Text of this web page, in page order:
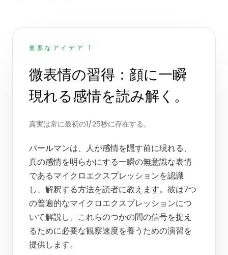
重要なアイデア 1
微表情の習得：顔に一瞬
現れる感情を読み解く。
真実は常に最初の1/25秒に存在する。
パールマンは、人が感情を隠す前に現れる、
真の感情を明らかにする一瞬の無意識な表情
であるマイクロエクスプレッションを認識
し、解釈する方法を読者に教えます。彼は7つ
の普遍的なマイクロエクスプレッションにつ
いて解説し、これらのつかの間の信号を捉え
るために必要な観察速度を養うための演習を
提供します。